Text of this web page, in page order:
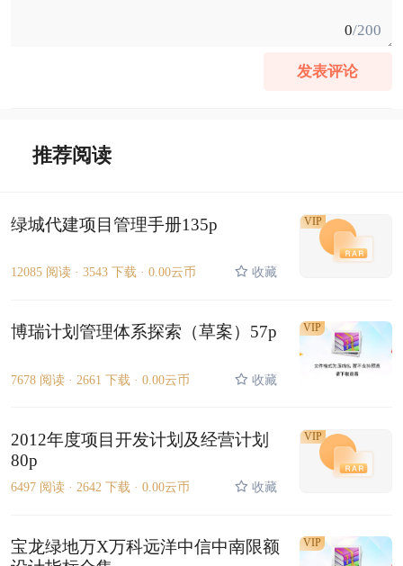
0/200
发表评论
推荐阅读
绿城代建项目管理手册135p
12085 阅读 · 3543 下载 · 0.00云币 收藏
VIP
博瑞计划管理体系探索（草案）57p
7678 阅读 · 2661 下载 · 0.00云币 收藏
VIP
2012年度项目开发计划及经营计划
80p
6497 阅读 · 2642 下载 · 0.00云币 收藏
VIP
宝龙绿地万X万科远洋中信中南限额
VIP